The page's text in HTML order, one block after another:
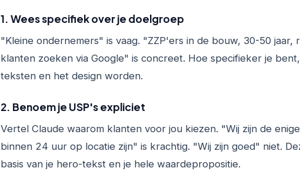
1. Wees specifiek over je doelgroep
"Kleine ondernemers" is vaag. "ZZP'ers in de bouw, 30-50 jaar,
klanten zoeken via Google" is concreet. Hoe specifieker je
teksten en het design worden.
2. Benoem je USP's expliciet
Vertel Claude waarom klanten voor jou kiezen. "Wij zijn de
binnen 24 uur op locatie zijn" is krachtig. "Wij zijn goed" niet.
basis van je hero-tekst en je hele waardepropositie.